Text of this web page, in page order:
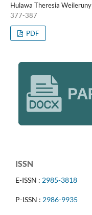
Hulawa Theresia Weileruny
377-387
PDF
ISSN
E-ISSN : 2985-3818
P-ISSN : 2986-9935